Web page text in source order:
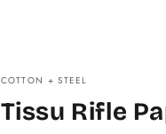
COTTON + STEEL
Tissu Rifle